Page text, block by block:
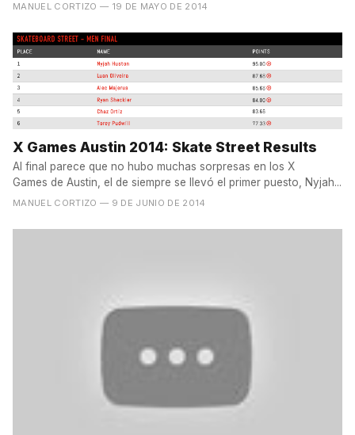
MANUEL CORTIZO — 19 DE MAYO DE 2014
X Games Austin 2014: Skate Street Results
Al final parece que no hubo muchas sorpresas en los X
Games de Austin, el de siempre se llevó el primer puesto, Nyjah...
MANUEL CORTIZO — 9 DE JUNIO DE 2014